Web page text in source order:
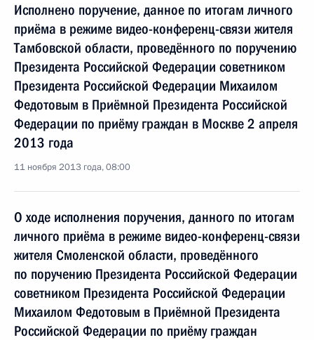
Исполнено поручение, данное по итогам личного
приёма в режиме видео-конференц-связи жителя
Тамбовской области, проведённого по поручению
Президента Российской Федерации советником
Президента Российской Федерации Михаилом
Федотовым в Приёмной Президента Российской
Федерации по приёму граждан в Москве 2 апреля
2013 года
11 ноября 2013 года, 08:00
О ходе исполнения поручения, данного по итогам
личного приёма в режиме видео-конференц-связи
жителя Смоленской области, проведённого
по поручению Президента Российской Федерации
советником Президента Российской Федерации
Михаилом Федотовым в Приёмной Президента
Российской Федерации по приёму граждан